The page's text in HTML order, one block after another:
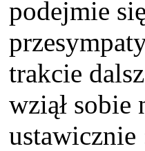
podejmie
trakcie
wziął
ustawicznie